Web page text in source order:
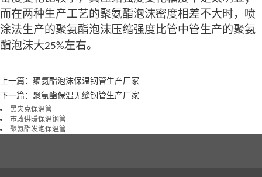
而在两种生产工艺的聚氨酯泡沫密度相差不大时，喷
涂法生产的聚氨酯泡沫压缩强度比管中管生产的聚氨
酯泡沫大25%左右。
上一篇：聚氨酯泡沫保温钢管生产厂家
下一篇：聚氨酯保温无缝钢管生产厂家
黑夹克保温管
市政供暖保温钢管
聚氨酯发泡保温管